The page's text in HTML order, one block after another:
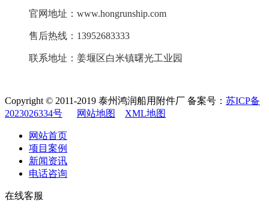
官网地址：www.hongrunship.com
售后热线：13952683333
联系地址： 姜堰区白米镇曙光工业园
Copyright © 2011-2019 泰州鸿润船用附件厂 备案号： 苏ICP备
2023026334号
网站地图 XML地图
网站首页
项目案例
新闻资讯
电话咨询
在线客服